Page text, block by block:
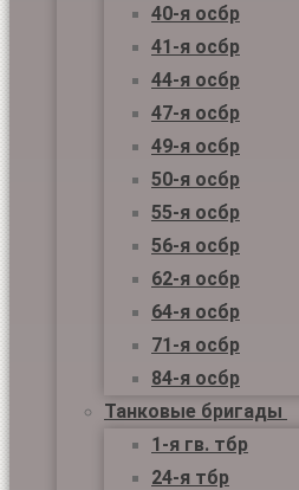
40-я осбр
41-я осбр
44-я осбр
47-я осбр
49-я осбр
50-я осбр
55-я осбр
56-я осбр
62-я осбр
64-я осбр
71-я осбр
84-я осбр
Танковые бригады
1-я гв. тбр
24-я тбр